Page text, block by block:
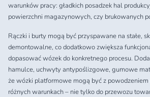
warunków pracy: gładkich posadzek hal
powierzchni magazynowych, czy brukowanych
Rączki i burty mogą być przyspawane na stałe,
demontowalne, co dodatkowo zwiększa
dopasować wózek do konkretnego procesu.
hamulce, uchwyty antypoślizgowe, gumowe
że wózki platformowe mogą być z
różnych warunkach – nie tylko do przewozu